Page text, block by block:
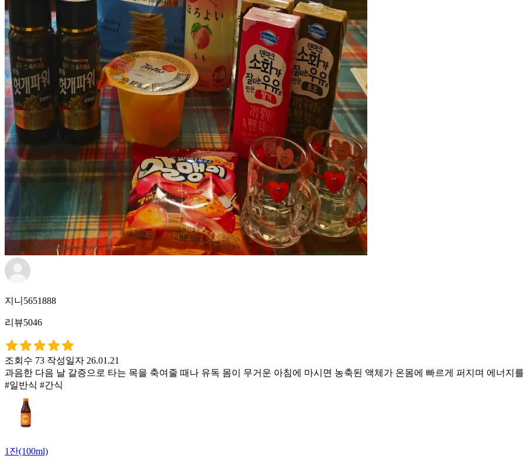
지니5651888
리뷰5046
조회수 73 작성일자 26.01.21
과음한 다음 날 갈증으로 타는 목을 축여줄 때나 유독 몸이 무거운 아침에 마시면 농축된 액체가 온몸에 빠르게 퍼지며 에너지
#일반식 #간식
1잔(100ml)